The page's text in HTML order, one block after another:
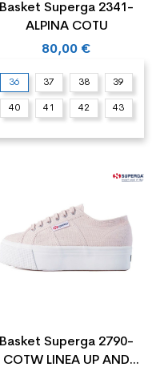
Basket Superga 2341-
ALPINA COTU
80,00 €
36 37 38 39
40 41 42 43
Basket Superga 2790-
COTW LINEA UP AND